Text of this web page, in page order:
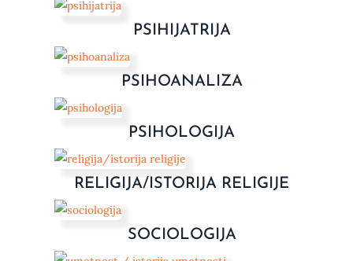
PSIHIJATRIJA
PSIHOANALIZA
PSIHOLOGIJA
RELIGIJA/ISTORIJA RELIGIJE
SOCIOLOGIJA